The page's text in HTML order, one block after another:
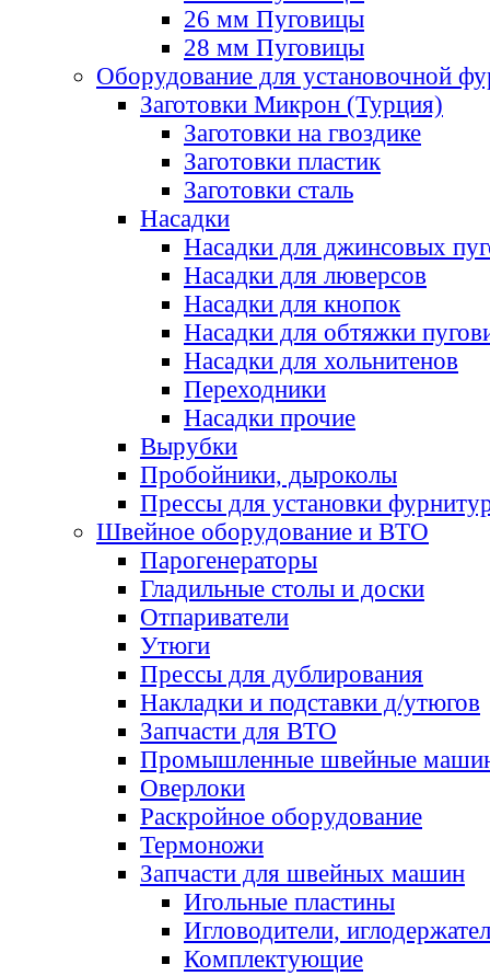
26 мм Пуговицы
28 мм Пуговицы
Оборудование для установочной
Заготовки Микрон (Турция)
Заготовки на гвоздике
Заготовки пластик
Заготовки сталь
Насадки
Насадки для джинсовых
Насадки для люверсов
Насадки для кнопок
Насадки для обтяжки
Насадки для хольнитенов
Переходники
Насадки прочие
Вырубки
Пробойники, дыроколы
Прессы для установки
Швейное оборудование и ВТО
Парогенераторы
Гладильные столы и доски
Отпариватели
Утюги
Прессы для дублирования
Накладки и подставки д/утюгов
Запчасти для ВТО
Промышленные швейные
Оверлоки
Раскройное оборудование
Термоножи
Запчасти для швейных машин
Игольные пластины
Игловодители,
Комплектующие